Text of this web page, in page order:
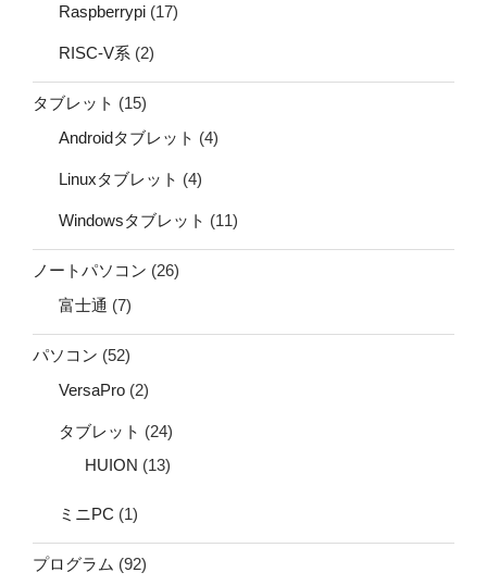
Raspberrypi (17)
RISC-V系 (2)
タブレット (15)
Androidタブレット (4)
Linuxタブレット (4)
Windowsタブレット (11)
ノートパソコン (26)
富士通 (7)
パソコン (52)
VersaPro (2)
タブレット (24)
HUION (13)
ミニPC (1)
プログラム (92)